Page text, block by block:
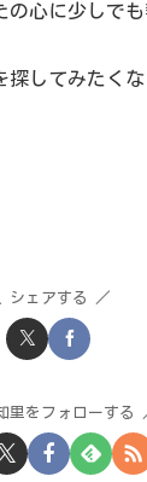
心に少しで
探してみた
シェアする
里をフォローする